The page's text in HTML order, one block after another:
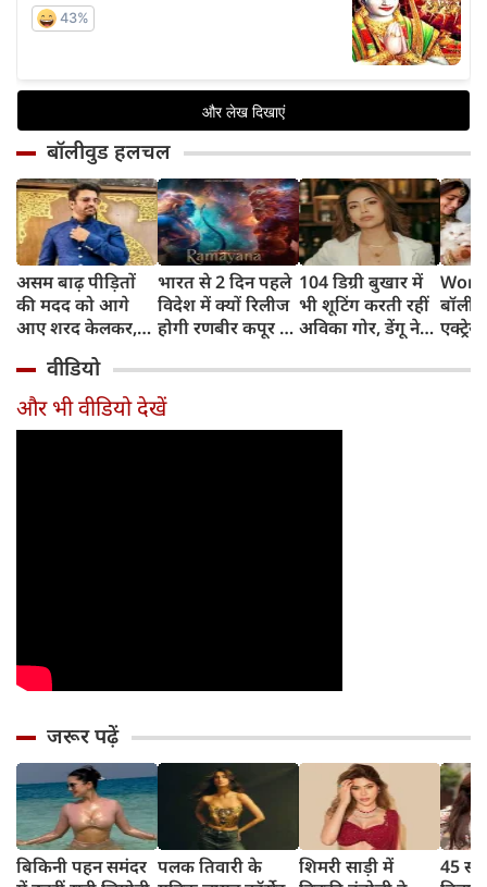
बॉलीवुड हलचल
असम बाढ़ पीड़ितों
की मदद को आगे
आए शरद केलकर,
आर्थिक सहायता के
साथ की भावुक
अपील
भारत से 2 दिन पहले
विदेश में क्यों रिलीज
होगी रणबीर कपूर की
मल्होत्रा ने बताया
रिलीज प्लान
104 डिग्री बुखार में
भी शूटिंग करती रहीं
अविका गोर, डेंगू ने
अस्पताल में भर्ती
प्यार
वीडियो
और भी वीडियो देखें
जरूर पढ़ें
बिकिनी पहन समंदर पलक तिवारी के
शिमरी साड़ी में
45